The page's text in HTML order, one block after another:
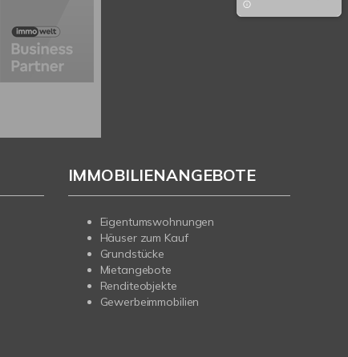
IMMOBILIENANGEBOTE
Eigentumswohnungen
Häuser zum Kauf
Grundstücke
Mietangebote
Renditeobjekte
Gewerbeimmobilien